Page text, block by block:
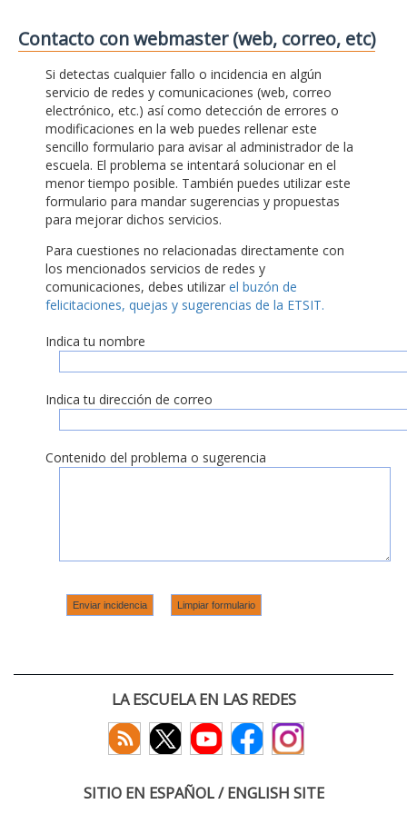
Contacto con webmaster (web, correo, etc)
Si detectas cualquier fallo o incidencia en algún
servicio de redes y comunicaciones (web, correo
electrónico, etc.) así como detección de errores o
modificaciones en la web puedes rellenar este
sencillo formulario para avisar al administrador de la
escuela. El problema se intentará solucionar en el
menor tiempo posible. También puedes utilizar este
formulario para mandar sugerencias y propuestas
para mejorar dichos servicios.
Para cuestiones no relacionadas directamente con
los mencionados servicios de redes y
comunicaciones, debes utilizar el buzón de
felicitaciones, quejas y sugerencias de la ETSIT.
Indica tu nombre
Indica tu dirección de correo
Contenido del problema o sugerencia
LA ESCUELA EN LAS REDES
SITIO EN ESPAÑOL / ENGLISH SITE